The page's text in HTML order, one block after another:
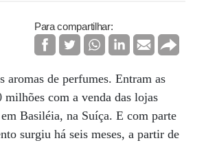
Para compartilhar:
aromas de perfumes. Entram as
milhões com a venda das lojas
Basiléia, na Suíça. E com parte
surgiu há seis meses, a partir de